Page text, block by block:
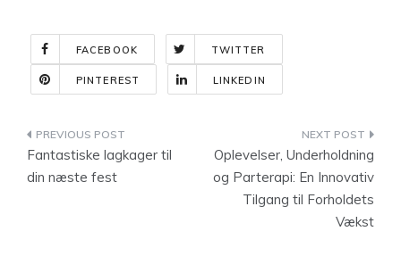
FACEBOOK TWITTER
PINTEREST LINKEDIN
Indlægsnavigation
Fantastiske lagkager til
din næste fest
Oplevelser, Underholdning
og Parterapi: En Innovativ
Tilgang til Forholdets
Vækst